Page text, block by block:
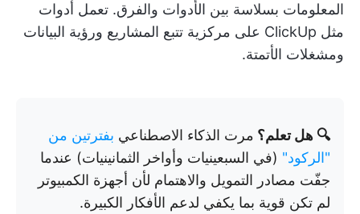
المعلومات بسلاسة بين الأدوات والفرق. تعمل أدوات
مثل ClickUp على مركزية تتبع المشاريع ورؤية البيانات
ومشغلات الأتمتة.
🔍 هل تعلم؟ مرت الذكاء الاصطناعي بفترتين من
"الركود" (في السبعينيات وأواخر الثمانينيات) عندما
جفّت مصادر التمويل والاهتمام لأن أجهزة الكمبيوتر
لم تكن قوية بما يكفي لدعم الأفكار الكبيرة.